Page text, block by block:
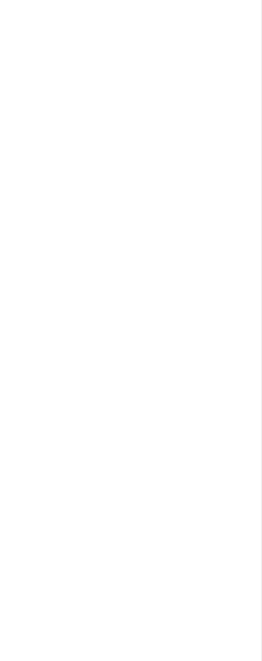
از زمان قدیم مگنت یا همان
می‌شدند و شامل طرح‌های زیادی
طرح‌های مختلفی به فروش می‌رسند و
این‌ها به سطوح مختلفی می‌چسبند،
سطح مورد نظرتان انتخاب کنید. مثلا
کلملات انگلیسی مناسب هستند تا
استفاده کنند. چنانچه قصد دارید که
میز معلم خود را با یک دفترچه
علاقه دارند و از انواع دفترچه‌های
می‌کنند. مانند وسایل دیگر، پیشنهاد
هم سفارشی درست کنید. از کلاژ عکس